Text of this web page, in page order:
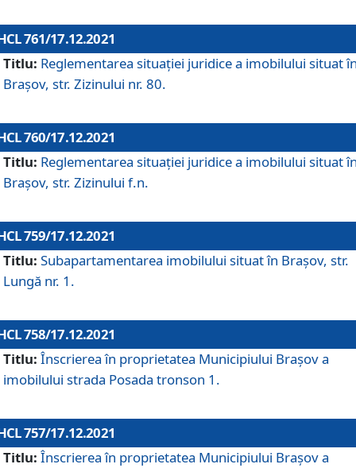
761/17.12.2021
Titlu: Reglementarea situației juridice a imobilului situat
Brașov, str. Zizinului nr. 80.
760/17.12.2021
Titlu: Reglementarea situației juridice a imobilului situat
Brașov, str. Zizinului f.n.
759/17.12.2021
Titlu: Subapartamentarea imobilului situat în Brașov, str.
Lungă nr. 1.
758/17.12.2021
Titlu: Înscrierea în proprietatea Municipiului Brașov a
imobilului strada Posada tronson 1.
757/17.12.2021
Titlu: Înscrierea în proprietatea Municipiului Brașov a